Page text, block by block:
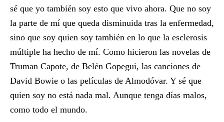
sé que yo también soy esto que vivo ahora. Que no soy
la parte de mí que queda disminuida tras la enfermedad,
sino que soy quien soy también en lo que la esclerosis
múltiple ha hecho de mí. Como hicieron las novelas de
Truman Capote, de Belén Gopegui, las canciones de
David Bowie o las películas de Almodóvar. Y sé que
quien soy no está nada mal. Aunque tenga días malos,
como todo el mundo.